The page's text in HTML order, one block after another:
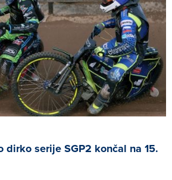
dirko serije SGP2 končal na 15.